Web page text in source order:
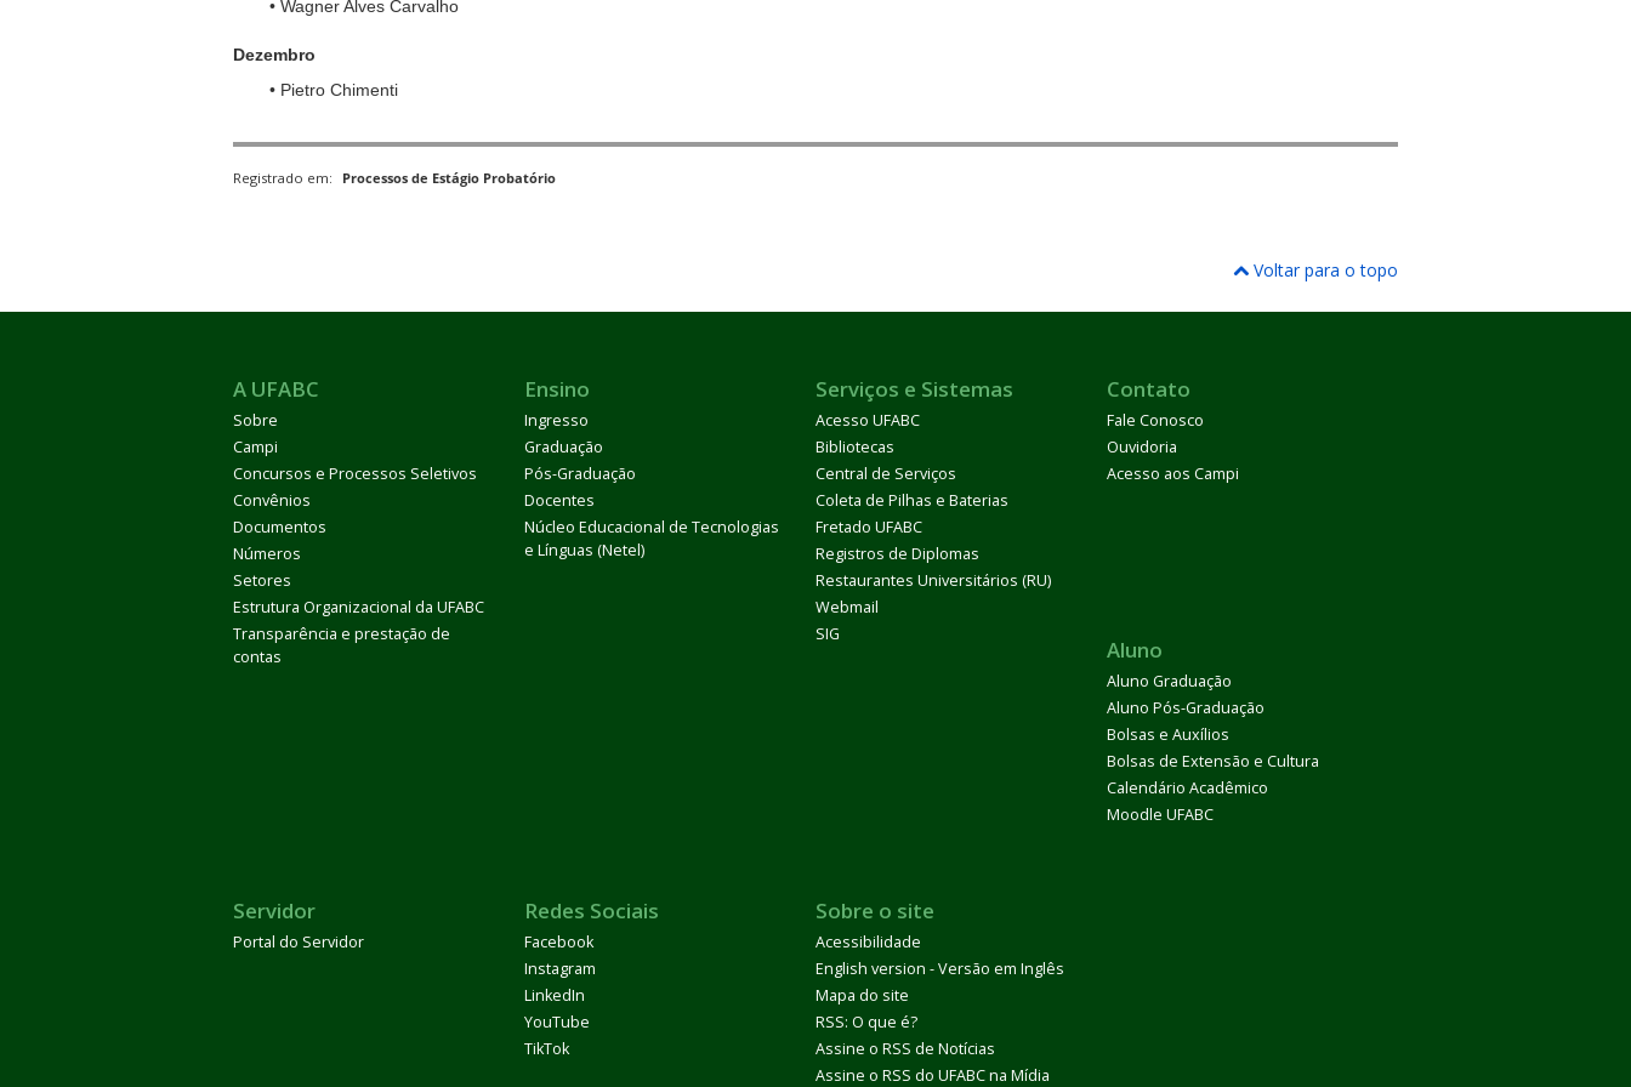
• Wagner Alves Carvalho
Dezembro
• Pietro Chimenti
Registrado em: Processos de Estágio Probatório
Voltar para o topo
A UFABC
Sobre
Campi
Concursos e Processos Seletivos
Convênios
Documentos
Números
Setores
Estrutura Organizacional da UFABC
Transparência e prestação de
contas
Ensino
Ingresso
Graduação
Pós-Graduação
Docentes
Núcleo Educacional de Tecnologias
e Línguas (Netel)
Serviços e Sistemas
Acesso UFABC
Bibliotecas
Central de Serviços
Coleta de Pilhas e Baterias
Fretado UFABC
Registros de Diplomas
Restaurantes Universitários (RU)
Webmail
SIG
Contato
Fale Conosco
Ouvidoria
Acesso aos Campi
Aluno
Aluno Graduação
Aluno Pós-Graduação
Bolsas e Auxílios
Bolsas de Extensão e Cultura
Calendário Acadêmico
Moodle UFABC
Servidor
Portal do Servidor
Redes Sociais
Facebook
Instagram
LinkedIn
YouTube
TikTok
Sobre o site
Acessibilidade
English version - Versão em Inglês
Mapa do site
RSS: O que é?
Assine o RSS de Notícias
Assine o RSS do UFABC na Mídia